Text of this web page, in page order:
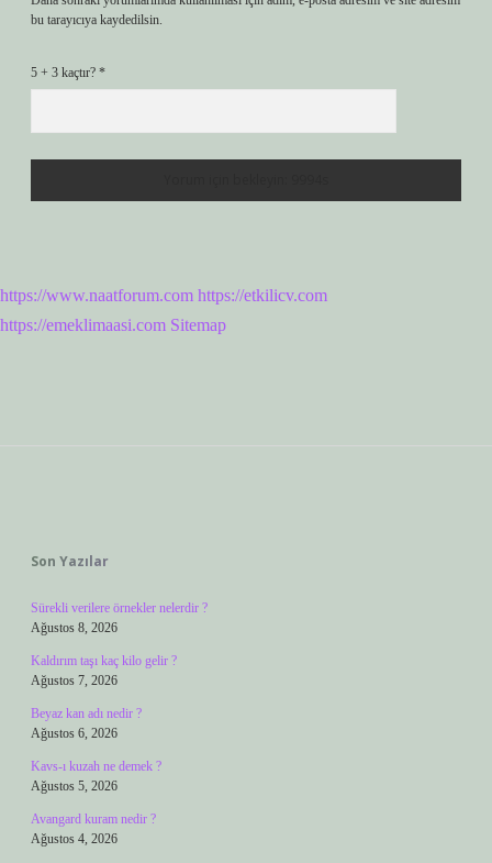
bu tarayıcıya kaydedilsin.
5 + 3 kaçtır? *
https://www.naatforum.com https://etkilicv.com
https://emeklimaasi.com Sitemap
Son Yazılar
Sürekli verilere örnekler nelerdir ?
Ağustos 8, 2026
Kaldırım taşı kaç kilo gelir ?
Ağustos 7, 2026
Beyaz kan adı nedir ?
Ağustos 6, 2026
Kavs-ı kuzah ne demek ?
Ağustos 5, 2026
Avangard kuram nedir ?
Ağustos 4, 2026